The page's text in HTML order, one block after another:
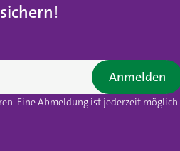
!
Eine Abmeldung ist jederzeit möglich.
Anmelden